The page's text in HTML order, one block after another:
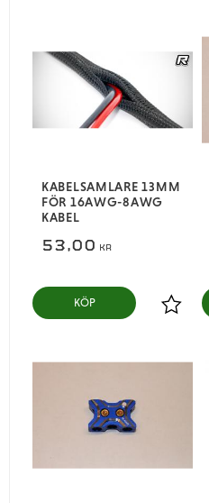
KABELSAMLARE 13MM
FÖR 16AWG-8AWG
KABEL
53,00 KR
Lägg
KÖP